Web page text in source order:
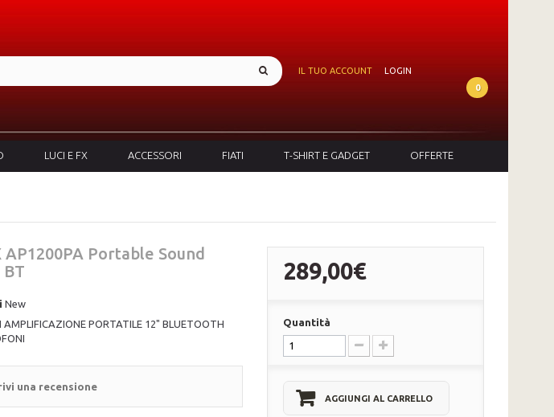
IL TUO ACCOUNT
LOGIN
0
LUCI E FX ACCESSORI FIATI T-SHIRT E GADGET OFFERTE
AP1200PA Portable Sound
BT
New
AMPLIFICAZIONE PORTATILE 12" BLUETOOTH
una recensione
289,00€
Quantità
AGGIUNGI AL CARRELLO